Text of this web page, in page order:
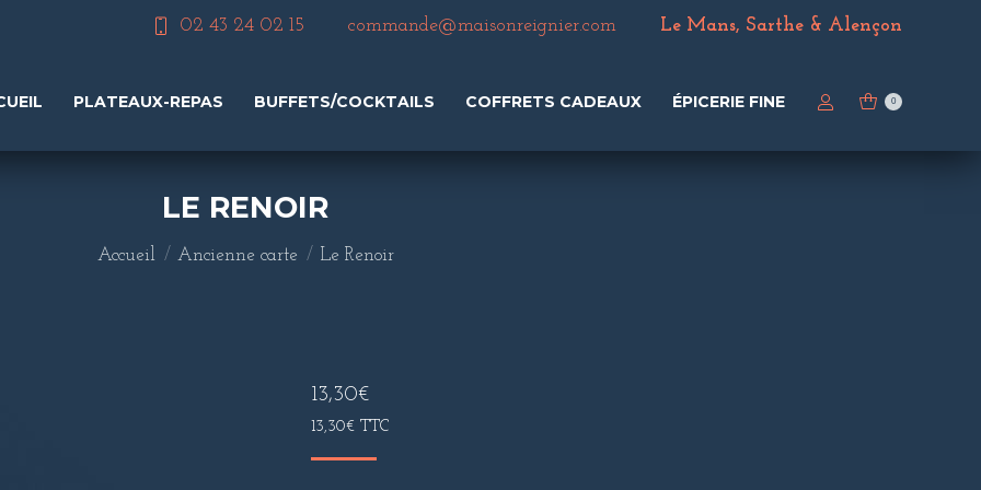
02 43 24 02 15 commande@maisonreignier.com Le Mans, Sarthe & Alençon
PLATEAUX-REPAS BUFFETS/COCKTAILS COFFRETS CADEAUX ÉPICERIE FINE 0
LE RENOIR
Vous êtes ici :
Accueil Ancienne carte Le Renoir
13,30€
13,30€ TTC